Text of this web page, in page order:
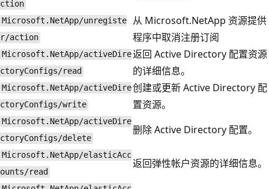
ction
Microsoft.NetApp/unregiste
r/action
从 Microsoft.NetApp 资源提供
程序中取消注册订阅
Microsoft.NetApp/activeDire
ctoryConfigs/read
返回 Active Directory 配置资源
的详细信息。
Microsoft.NetApp/activeDire
ctoryConfigs/write
创建或更新 Active Directory 配
置资源。
Microsoft.NetApp/activeDire
ctoryConfigs/delete
删除 Active Directory 配置。
Microsoft.NetApp/elasticAcc
ounts/read
返回弹性帐户资源的详细信息。